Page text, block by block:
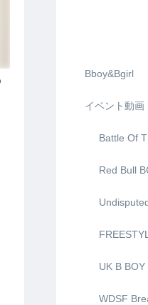
Bboy&Bgirl
イベント動画
Battle Of
Red Bull
UK B
WDSF